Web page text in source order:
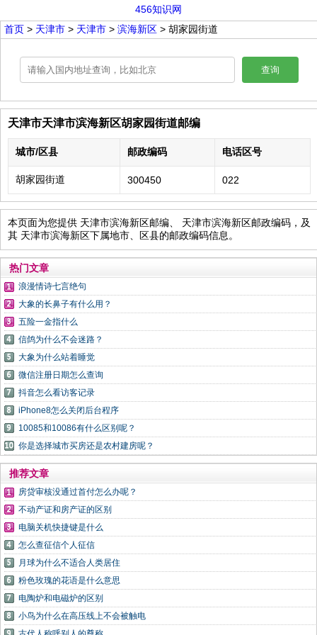
456知识网
首页 > 天津市 > 天津市 > 滨海新区 > 胡家园街道
查询
天津市天津市滨海新区胡家园街道邮编
城市/区县 邮政编码 电话区号
胡家园街道 300450 022
本页面为您提供 天津市滨海新区邮编、 天津市滨海新区邮政编码，及
其 天津市滨海新区下属地市、区县的邮政编码信息。
热门文章
浪漫情诗七言绝句
大象的长鼻子有什么用？
五险一金指什么
信鸽为什么不会迷路？
大象为什么站着睡觉
微信注册日期怎么查询
抖音怎么看访客记录
iPhone8怎么关闭后台程序
10085和10086有什么区别呢？
你是选择城市买房还是农村建房呢？
推荐文章
房贷审核没通过首付怎么办呢？
不动产证和房产证的区别
电脑关机快捷键是什么
怎么查征信个人征信
月球为什么不适合人类居住
粉色玫瑰的花语是什么意思
电陶炉和电磁炉的区别
小鸟为什么在高压线上不会被触电